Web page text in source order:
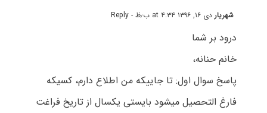
شهریاردی ۱۶, ۱۳۹۶ at ۴:۳۴ ب٫ظ - Reply
درود بر شما
خانم حنانه،
پاسخ سوال اول: تا جاییکه من اطلاع دارم، کسیکه
فارغ التحصیل میشود بایستی یکسال از تاریخ فراغت